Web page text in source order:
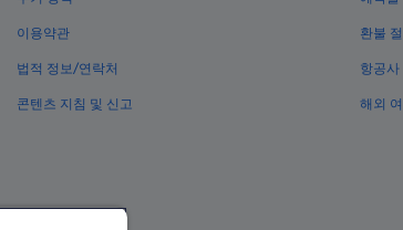
가먼트 디스트릭트의 럭셔리 호텔
뉴욕 호텔
이용약관
법적 정보/연락처
콘텐츠 지침 및 신고
환불
항공
해외